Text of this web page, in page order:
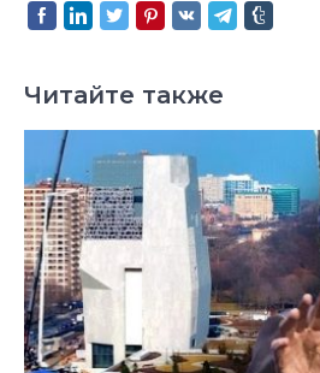
Читайте также